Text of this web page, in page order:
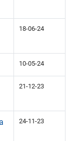
18-06-24
10-05-24
21-12-23
24-11-23